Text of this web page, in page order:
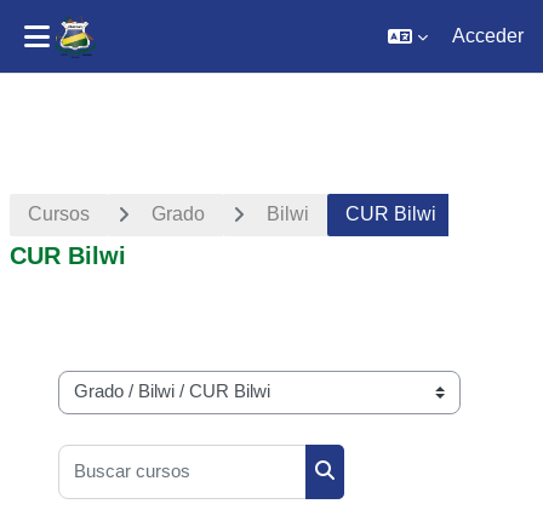
Acceder
Cursos Grado Bilwi CUR Bilwi
CUR Bilwi
Categorías
Buscar cursos
Buscar cursos